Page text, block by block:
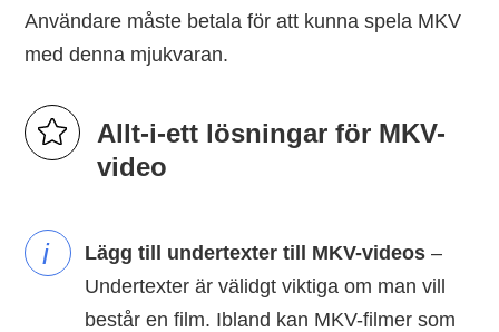
Användare måste betala för att kunna spela MKV
med denna mjukvaran.
Allt-i-ett lösningar för MKV-
video
i Lägg till undertexter till MKV-videos –
Undertexter är välidgt viktiga om man vill
består en film. Ibland kan MKV-filmer som